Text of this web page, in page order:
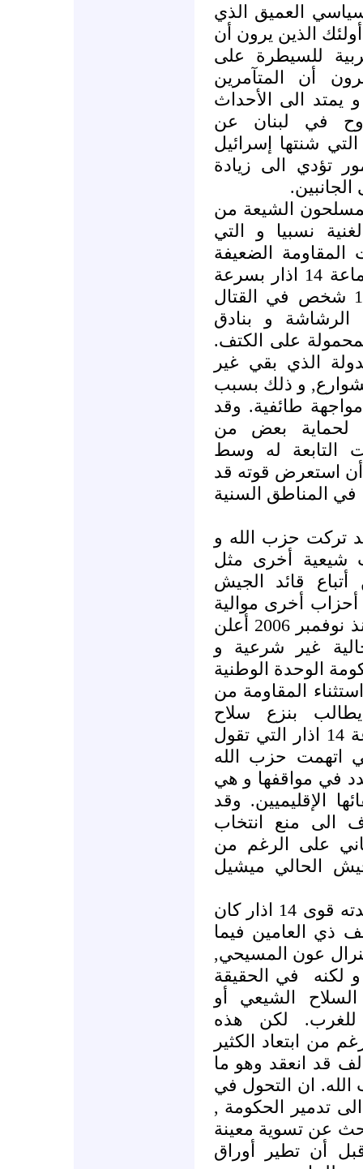
العميق الذي
الذين يرون أن
للسيطرة على
أن المتآمرين
و يمتد الى الأحداث
في لبنان عن
شنتها إسرائيل
2006 وهي أمور تؤدي الى زيادة
الجانبين.
الشيعة من
نسبيا و التي
الضعيفة
التي قادتها ميليشيات تابعة لجماعة 14 اذار بسرعة
كبيرة على الرغم من مقتل 11 شخص في القتال
الرشاشة و بنادق
على الكتف.
الذي بقي غير
و ذلك بسبب
طائفية. وقد
لحماية بعض من
التابعة له وسط
استعرض قوته قد
في المناطق السنية
تركت حزب الله و
شيعية أخرى مثل
قائد الجيش
أخرى موالية
لسوريا في موقع قوي جدا. ومنذ نوفمبر 2006 أعلن
غير شرعية و
الوحدة الوطنية
المقاومة من
بنزع سلاح
الميليشيات اللبنانية. لكن جماعة 14 اذار التي تقول
اتهمت حزب الله
في مواقفها و هي
الإقليميين. وقد
الى منع انتخاب
على الرغم من
الحالي ميشيل
ويبدو أن التحدي الأخير الذي أبدته قوى 14 اذار كان
ذي العامين فيما
عون المسيحي,
لكنه
في الحقيقة
الشيعي أو
للغرب. لكن هذه
من ابتعاد الكثير
قد انعقد وهو ما
ان التحول في
تدمير الحكومة ,
عن تسوية معينة
أن تطير أوراق